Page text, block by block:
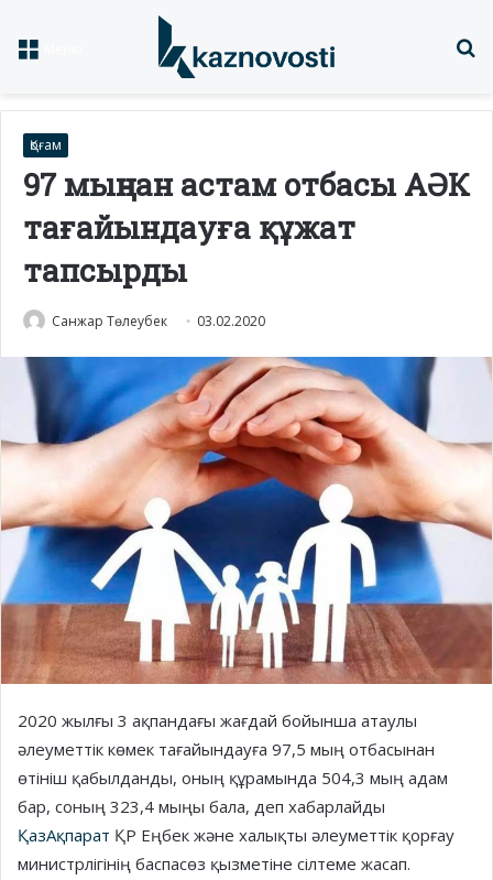
Қоғам
97 мыңнан астам отбасы АӘК
тағайындауға құжат
тапсырды
Санжар Төлеубек 03.02.2020
2020 жылғы 3 ақпандағы жағдай бойынша атаулы
әлеуметтік көмек тағайындауға 97,5 мың отбасынан
өтініш қабылданды, оның құрамында 504,3 мың адам
бар, соның 323,4 мыңы бала, деп хабарлайды
ҚазАқпарат ҚР Еңбек және халықты әлеуметтік қорғау
министрлігінің баспасөз қызметіне сілтеме жасап.